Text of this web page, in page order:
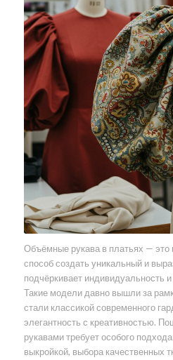
Объёмные рукава в платьях — это
способ создать уникальный и
подчёркивает индивидуальность
Такие модели давно вышли за
стали классикой современного
элегантность с креативностью.
рукавами требует особого
выкройкой, выбора качественных